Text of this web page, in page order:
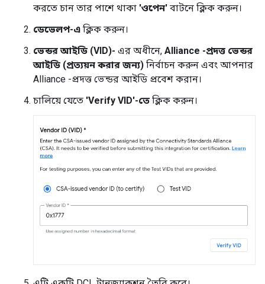
করতে চান তার পাশে থাকা 'ওপেন' বাটনে ক্লিক করুন।
ডেভেলপ-এ ক্লিক করুন।
ভেন্ডর আইডি (VID)- এর অধীনে, Alliance -প্রদত্ত ভেন্ডর
আইডি (প্রত্যয়ন করার জন্য) নির্বাচন করুন এবং আপনার
Alliance -প্রদত্ত ভেন্ডর আইডি প্রবেশ করান।
চালিয়ে যেতে 'Verify VID'-তে ক্লিক করুন।